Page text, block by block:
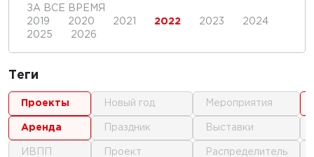
ЗА ВСЕ ВРЕМЯ
2019
2020 2021 2022 2023
2024
2025
2026
Теги
проекты
аренда
ИВПП
новый год
праздник
проект
мероприятия
выставки
распределитель